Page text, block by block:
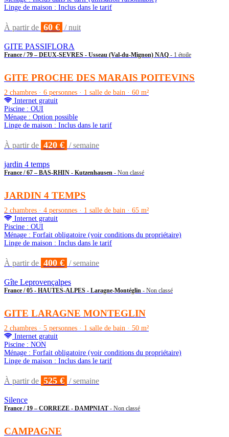
Linge de maison : Inclus dans le tarif
À partir de 60 € / nuit
GITE PASSIFLORA
France / 79 – DEUX-SEVRES - Usseau (Val-du-Mignon) NAQ - 1 étoile
GITE PROCHE DES MARAIS POITEVINS
2 chambres · 6 personnes · 1 salle de bain · 60 m²
Internet gratuit
Piscine : OUI
Ménage : Option possible
Linge de maison : Inclus dans le tarif
À partir de 420 € / semaine
jardin 4 temps
France / 67 – BAS-RHIN - Kutzenhausen - Non classé
JARDIN 4 TEMPS
2 chambres · 4 personnes · 1 salle de bain · 65 m²
Internet gratuit
Piscine : OUI
Ménage : Forfait obligatoire (voir conditions du propriétaire)
Linge de maison : Inclus dans le tarif
À partir de 400 € / semaine
Gîte Leprovençalpes
France / 05 - HAUTES-ALPES - Laragne-Montéglin - Non classé
GITE LARAGNE MONTEGLIN
2 chambres · 5 personnes · 1 salle de bain · 50 m²
Internet gratuit
Piscine : NON
Ménage : Forfait obligatoire (voir conditions du propriétaire)
Linge de maison : Inclus dans le tarif
À partir de 525 € / semaine
Silence
France / 19 – CORREZE - DAMPNIAT - Non classé
CAMPAGNE